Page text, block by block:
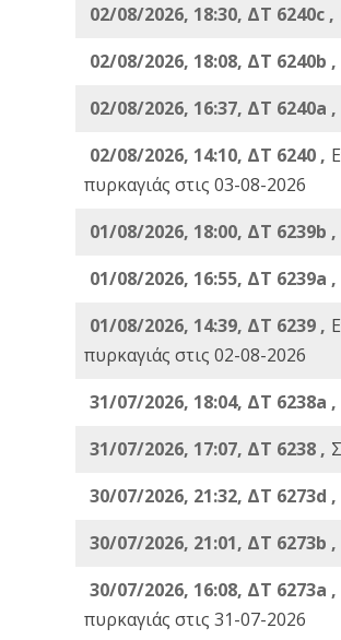
02/08/2026, 18:30, ΔΤ 6240c ,
02/08/2026, 18:08, ΔΤ 6240b ,
02/08/2026, 16:37, ΔΤ 6240a ,
02/08/2026, 14:10, ΔΤ 6240 ,
πυρκαγιάς στις 03-08-2026
01/08/2026, 18:00, ΔΤ 6239b ,
01/08/2026, 16:55, ΔΤ 6239a ,
01/08/2026, 14:39, ΔΤ 6239 ,
πυρκαγιάς στις 02-08-2026
31/07/2026, 18:04, ΔΤ 6238a ,
31/07/2026, 17:07, ΔΤ 6238 ,
30/07/2026, 21:32, ΔΤ 6273d ,
30/07/2026, 21:01, ΔΤ 6273b ,
30/07/2026, 16:08, ΔΤ 6273a ,
πυρκαγιάς στις 31-07-2026